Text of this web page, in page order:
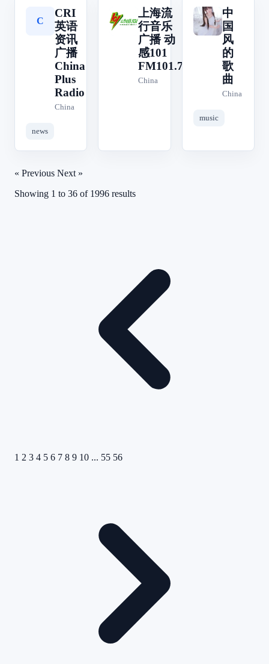
C
CRI
英语
资讯
广播
China
Plus
Radio
China
news
上
上海流
行音乐
广播 动
感101
FM101.7
China
中
中
国
风
的
歌
曲
China
music
« Previous Next »
Showing 1 to 36 of 1996 results
1 2 3 4 5 6 7 8 9 10 ... 55 56